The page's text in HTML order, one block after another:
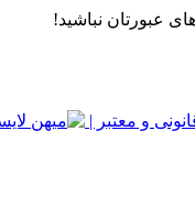
عبورتان نباشید!